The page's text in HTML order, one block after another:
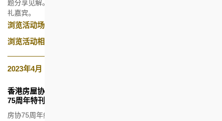
题分享见解。香港特别行政区政府财政司副司长黄伟纶先生担任主
礼嘉宾。
浏览活动场刊及演讲嘉宾讲义
浏览活动相片及短片
2023年4月
香港房屋协会
75周年特刊
房协75周年纪念特刊记载了75个与房协发展丶人物丶和未来有关的